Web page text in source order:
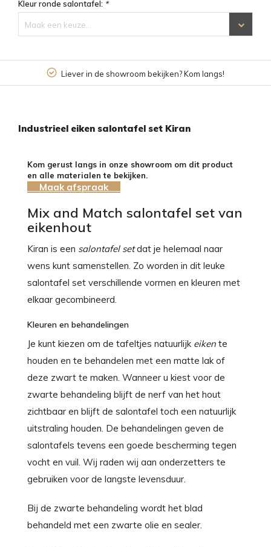
Kleur ronde salontafel: *
Maak een keuze...
Liever in de showroom bekijken? Kom langs!
Industrieel eiken salontafel set Kiran
Kom gerust langs in onze showroom om dit product
en alle materialen te bekijken.
Maak afspraak
Mix and Match salontafel set van
eikenhout
Kiran is een salontafel setdat je helemaal naar
wens kunt samenstellen. Zo worden in dit leuke
salontafel set verschillende vormen en kleuren met
elkaar gecombineerd.
Kleuren en behandelingen
Je kunt kiezen om de tafeltjes natuurlijk eiken te
houden en te behandelen met een matte lak of
deze zwart te maken. Wanneer u kiest voor de
zwarte behandeling blijft de nerf van het hout
zichtbaar en blijft de salontafel toch een natuurlijk
uitstraling houden. De behandelingen geven de
salontafels tevens een goede bescherming tegen
vocht en vuil. Wij raden wij aan onderzetters te
gebruiken voor de langste levensduur.
Bij de zwarte behandeling wordt het blad
behandeld met een zwarte olie en sealer.